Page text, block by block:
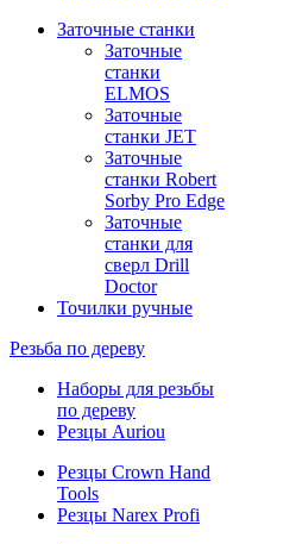
Заточные станки
Заточные
станки
ELMOS
Заточные
станки JET
Заточные
станки Robert
Sorby Pro Edge
Заточные
станки для
сверл Drill
Doctor
Точилки ручные
Резьба по дереву
Наборы для резьбы
по дереву
Резцы Auriou
Резцы Crown Hand
Tools
Резцы Narex Profi